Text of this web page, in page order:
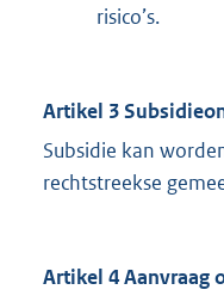
risico’s.
Artikel 3
Subsidie kan
rechtstreekse
Artikel 4 Aanvraag